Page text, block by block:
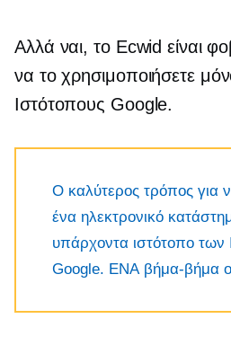
Αλλά ναι, το Ecwid είναι
να το χρησιμοποιήσετε
Ιστότοπους Google.
Ο καλύτερος τρόπος για
ένα ηλεκτρονικό
υπάρχοντα ιστότοπο των
Google. ΕΝΑ βήμα-βήμα